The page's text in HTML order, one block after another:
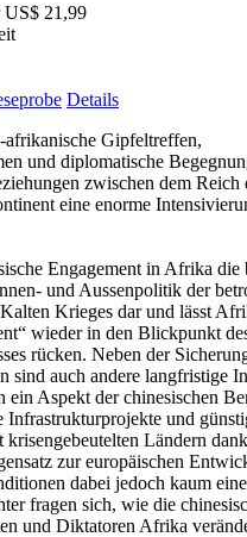
US$ 21,99
Details
afrikanische Gipfeltreffen,
und diplomatische
zwischen dem
eine enorme
Engagement in Afrika die
und Aussenpolitik der
Krieges dar und lässt
wieder in den Blickpunkt
rücken. Neben der
sind auch andere langfristige
ein Aspekt der chinesischen
und
krisengebeutelten Ländern
zur europäischen
dabei jedoch kaum
fragen sich, wie die
und Diktatoren Afrika